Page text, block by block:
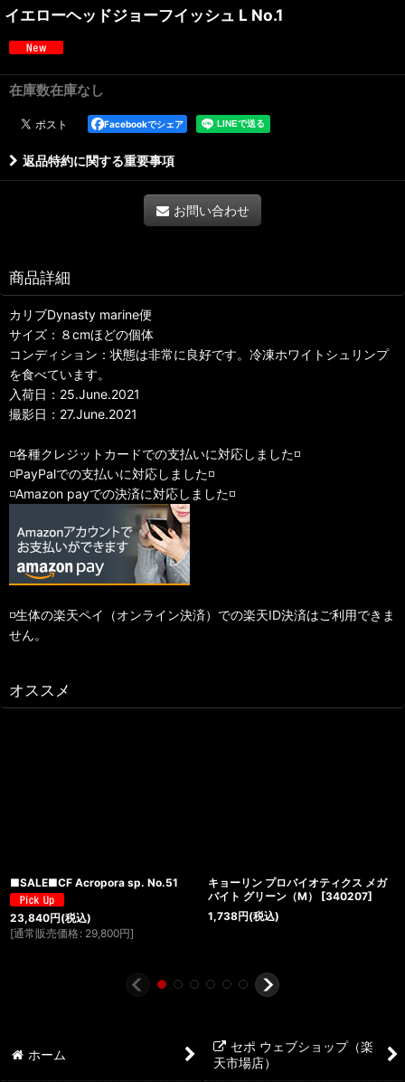
イエローヘッドジョーフイッシュ L No.1
在庫数在庫なし
Facebookでシェア
返品特約に関する重要事項
お問い合わせ
商品詳細
カリブDynasty marine便
サイズ：８cmほどの個体
コンディション：状態は非常に良好です。冷凍ホワイトシュリンプ
を食べています。
入荷日：25.June.2021
撮影日：27.June.2021
◽️各種クレジットカードでの支払いに対応しました◽️
◽️PayPalでの支払いに対応しました◽️
◽️Amazon payでの決済に対応しました◽️
◽️生体の楽天ペイ（オンライン決済）での楽天ID決済はご利用できま
せん。
オススメ
■SALE■CF Acropora sp. No.51
23,840円(税込)
[通常販売価格 : 29,800円]
キョーリン プロバイオティクス メガ
バイト グリーン（M）
[340207]
1,738円(税込)
ホーム
セポ ウェブショップ（楽
天市場店）